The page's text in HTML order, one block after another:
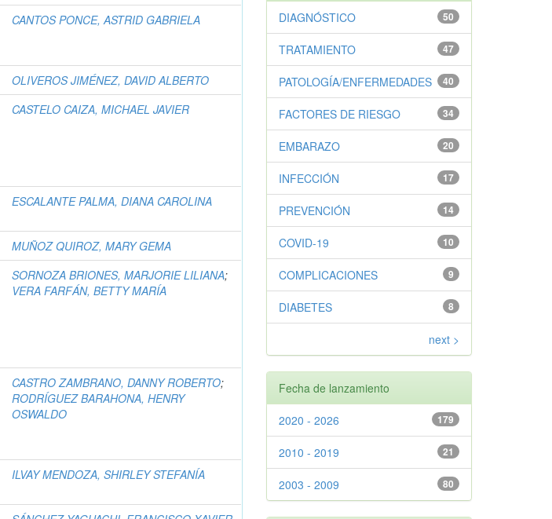
CANTOS PONCE, ASTRID GABRIELA
OLIVEROS JIMÉNEZ, DAVID ALBERTO
CASTELO CAIZA, MICHAEL JAVIER
ESCALANTE PALMA, DIANA CAROLINA
MUÑOZ QUIROZ, MARY GEMA
SORNOZA BRIONES, MARJORIE LILIANA;
VERA FARFÁN, BETTY MARÍA
CASTRO ZAMBRANO, DANNY ROBERTO;
RODRÍGUEZ BARAHONA, HENRY
OSWALDO
ILVAY MENDOZA, SHIRLEY STEFANÍA
50
DIAGNÓSTICO
47
TRATAMIENTO
40
PATOLOGÍA/ENFERMEDADES
34
FACTORES DE RIESGO
20
EMBARAZO
17
INFECCIÓN
14
PREVENCIÓN
10
COVID-19
9
COMPLICACIONES
8
DIABETES
next >
Fecha de lanzamiento
179
2020 - 2026
21
2010 - 2019
80
2003 - 2009